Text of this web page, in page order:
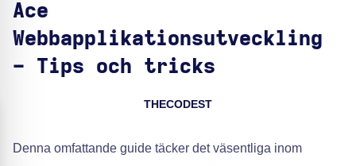
Ace
Webbapplikationsutveckling
- Tips och tricks
THECODEST
Denna omfattande guide täcker det väsentliga inom